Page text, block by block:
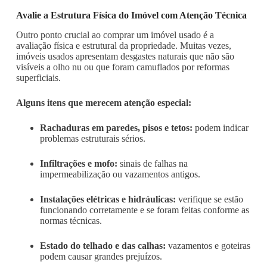
Avalie a Estrutura Física do Imóvel com Atenção Técnica
Outro ponto crucial ao comprar um imóvel usado é a
avaliação física e estrutural da propriedade. Muitas vezes,
imóveis usados apresentam desgastes naturais que não são
visíveis a olho nu ou que foram camuflados por reformas
superficiais.
Alguns itens que merecem atenção especial:
Rachaduras em paredes, pisos e tetos: podem indicar
problemas estruturais sérios.
Infiltrações e mofo: sinais de falhas na
impermeabilização ou vazamentos antigos.
Instalações elétricas e hidráulicas: verifique se estão
funcionando corretamente e se foram feitas conforme as
normas técnicas.
Estado do telhado e das calhas: vazamentos e goteiras
podem causar grandes prejuízos.